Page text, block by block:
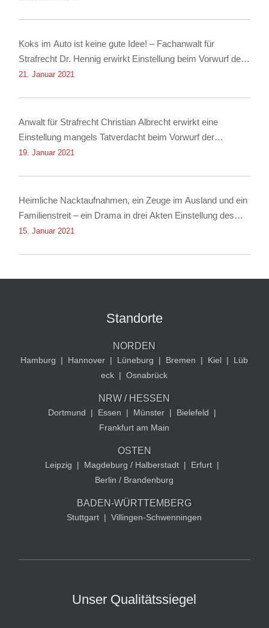
Koks im Auto ist keine gute Idee! – Fachanwalt für
Strafrecht Dr. Hennig erwirkt Einstellung beim Vorwurf des
Besitzes von Kokain!
21. Januar 2021
Anwalt für Strafrecht Christian Albrecht erwirkt eine
Einstellung mangels Tatverdacht beim Vorwurf der
Nachstellung
19. Januar 2021
Heimliche Nacktaufnahmen, ein Zeuge im Ausland und ein
Familienstreit – ein Drama in drei Akten Einstellung des
Verfahrens dank Rechtsanwalt für Strafrecht Christian
15. Januar 2021
Standorte
NORDEN
Hamburg | Hannover | Lüneburg | Bremen | Kiel |
Lüb
eck | Osnabrück
NRW / HESSEN
Dortmund | Essen | Münster | Bielefeld
|
Frankfurt am Main
OSTEN
Leipzig | Magdeburg / Halberstadt | Erfurt |
Berlin / Brandenburg
BADEN-WÜRTTEMBERG
Stuttgart | Villingen-Schwenningen
Unser Qualitätssiegel